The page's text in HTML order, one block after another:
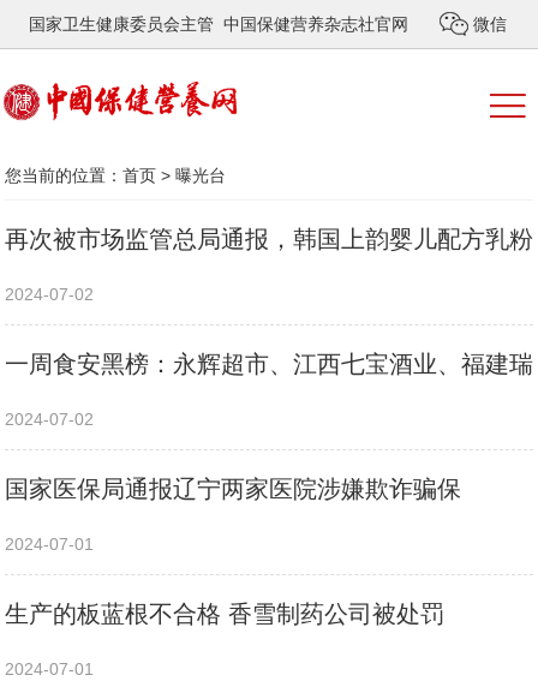
国家卫生健康委员会主管 中国保健营养杂志社官网 微信
您当前的位置：首页 >曝光台
再次被市场监管总局通报，韩国上韵婴儿配方乳
2024-07-02
一周食安黑榜：永辉超市、江西七宝酒业、福建
2024-07-02
国家医保局通报辽宁两家医院涉嫌欺诈骗保
2024-07-01
生产的板蓝根不合格 香雪制药公司被处罚
2024-07-01